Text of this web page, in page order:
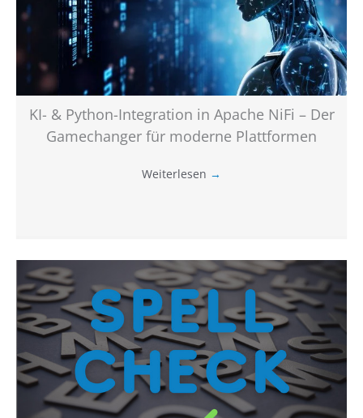
KI- & Python-Integration in Apache NiFi – Der
Gamechanger für moderne Plattformen
Weiterlesen →